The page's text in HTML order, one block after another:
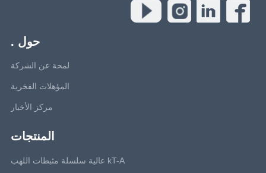
حول .
لمحة عن الشركة
المؤهلات الفخرية
مركز الأخبار
المنتجات
kT-A عالية سلسلة مثبطات اللهب